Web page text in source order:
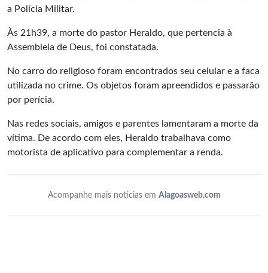
a Polícia Militar.
Às 21h39, a morte do pastor Heraldo, que pertencia à
Assembleia de Deus, foi constatada.
No carro do religioso foram encontrados seu celular e a faca
utilizada no crime. Os objetos foram apreendidos e passarão
por perícia.
Nas redes sociais, amigos e parentes lamentaram a morte da
vítima. De acordo com eles, Heraldo trabalhava como
motorista de aplicativo para complementar a renda.
Acompanhe mais notícias em Alagoasweb.com